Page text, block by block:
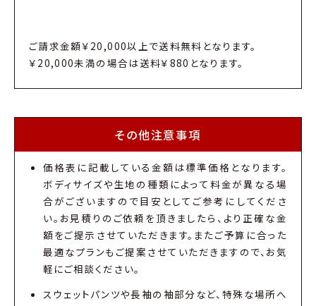
ご請求金額￥20,000以上で送料無料となります。
￥20,000未満の場合は送料￥880となります。
その他注意事項
価格表に記載している金額は標準価格となります。
ボディサイズや生地の種類によって料金が異なる場
合がございますので目安としてご参考にしてくださ
い。お見積りのご依頼を頂きましたら、より正確な金
額をご提示させていただきます。またご予算に合った
最適なプランもご提案させていただきますので、お気
軽にご相談ください。
スウェットパンツや長袖の袖部分など、特殊な場所へ